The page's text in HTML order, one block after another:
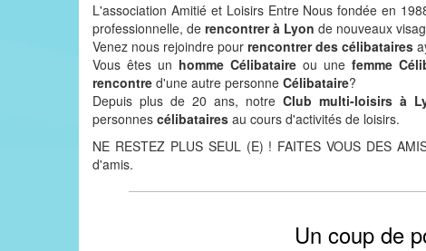
L'association Amitié et Loisirs Entre Nous fondée en
professionnelle, de rencontrer à Lyon de nouveaux
Venez nous rejoindre pour rencontrer des célibataires
Vous êtes un homme Célibataire ou une femme
rencontre d'une autre personne Célibataire?
Depuis plus de 20 ans, notre Club multi-loisirs à
personnes célibataires au cours d'activités de loisirs.
NE RESTEZ PLUS SEUL (E) ! FAITES VOUS DES
d'amis.
Un coup de